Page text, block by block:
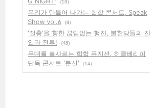
(10)
우리가 만들어 나가는 힙합 콘서트, Speak
Show vol.6
(8)
'절충'을 향한 끊임없는 행진, 불한당들의 진
입과 전투!
(46)
무대를 불사르는 힙합 뮤지션, 허클베리피
단독 콘서트 '분신'
(14)